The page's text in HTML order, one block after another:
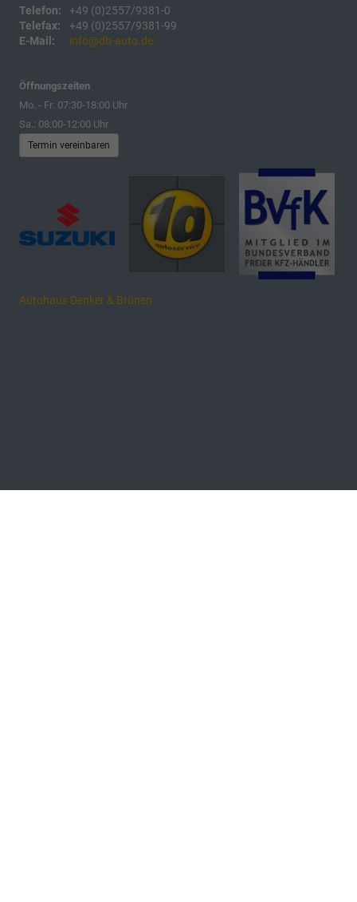
Telefon:
+49 (0)2557/9381-0
Telefax:
+49 (0)2557/9381-99
E-Mail:
info@db-auto.de
Öffnungszeiten
Mo. - Fr: 07:30-18:00 Uhr
Sa.: 08:00-12:00 Uhr
Termin vereinbaren
Autohaus Denker & Brünen